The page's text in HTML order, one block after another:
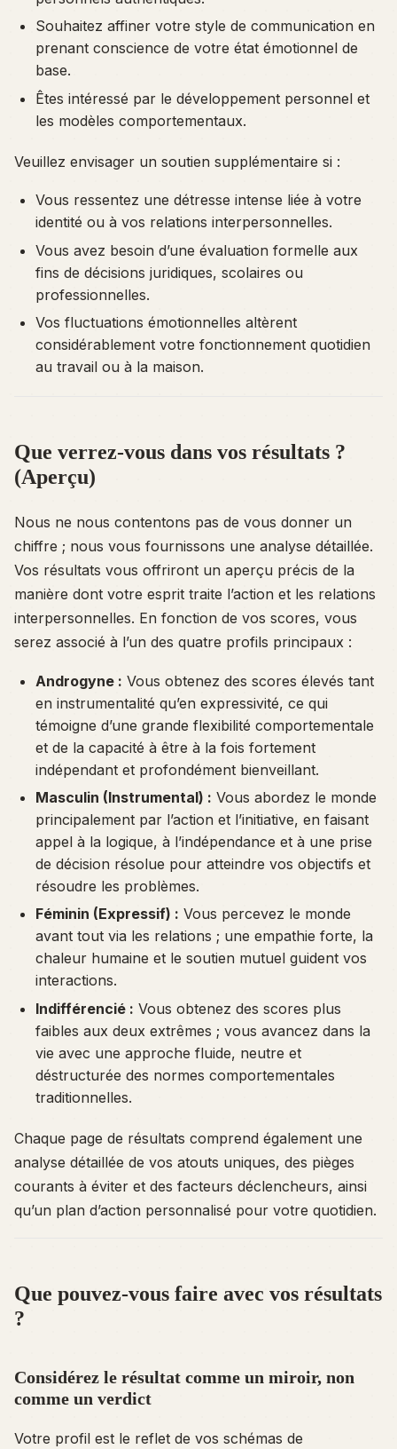
Souhaitez affiner votre style de communication en
prenant conscience de votre état émotionnel de
base.
Êtes intéressé par le développement personnel et
les modèles comportementaux.
Veuillez envisager un soutien supplémentaire si :
Vous ressentez une détresse intense liée à votre
identité ou à vos relations interpersonnelles.
Vous avez besoin d’une évaluation formelle aux
fins de décisions juridiques, scolaires ou
professionnelles.
Vos fluctuations émotionnelles altèrent
considérablement votre fonctionnement quotidien
au travail ou à la maison.
Que verrez-vous dans vos résultats ?
(Aperçu)
Nous ne nous contentons pas de vous donner un
chiffre ; nous vous fournissons une analyse détaillée.
Vos résultats vous offriront un aperçu précis de la
manière dont votre esprit traite l’action et les relations
interpersonnelles. En fonction de vos scores, vous
serez associé à l’un des quatre profils principaux :
Androgyne : Vous obtenez des scores élevés tant
en instrumentalité qu’en expressivité, ce qui
témoigne d’une grande flexibilité comportementale
et de la capacité à être à la fois fortement
indépendant et profondément bienveillant.
Masculin (Instrumental) : Vous abordez le monde
principalement par l’action et l’initiative, en faisant
appel à la logique, à l’indépendance et à une prise
de décision résolue pour atteindre vos objectifs et
résoudre les problèmes.
Féminin (Expressif) : Vous percevez le monde
avant tout via les relations ; une empathie forte, la
chaleur humaine et le soutien mutuel guident vos
interactions.
Indifférencié : Vous obtenez des scores plus
faibles aux deux extrêmes ; vous avancez dans la
vie avec une approche fluide, neutre et
déstructurée des normes comportementales
traditionnelles.
Chaque page de résultats comprend également une
analyse détaillée de vos atouts uniques, des pièges
courants à éviter et des facteurs déclencheurs, ainsi
qu’un plan d’action personnalisé pour votre quotidien.
Que pouvez-vous faire avec vos résultats
?
Considérez le résultat comme un miroir, non
comme un verdict
Votre profil est le reflet de vos schémas de